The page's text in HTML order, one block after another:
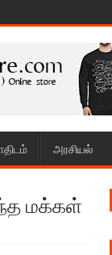
அரசியல்
மக்கள்